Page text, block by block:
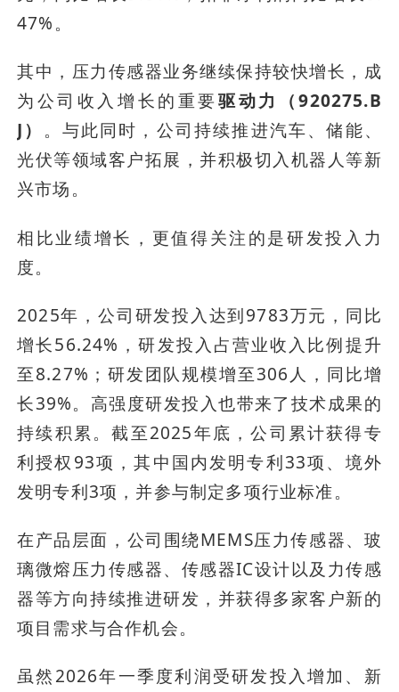
47%。
其中，压力传感器业务继续保持较快增长，成
为公司收入增长的重要驱动力（920275.B
J） 。与此同时，公司持续推进汽车、储能、
光伏等领域客户拓展，并积极切入机器人等新
兴市场。
相比业绩增长，更值得关注的是研发投入力
度。
2025年，公司研发投入达到9783万元，同比
增长56.24%，研发投入占营业收入比例提升
至8.27%；研发团队规模增至306人，同比增
长39%。高强度研发投入也带来了技术成果的
持续积累。截至2025年底，公司累计获得专
利授权93项，其中国内发明专利33项、境外
发明专利3项，并参与制定多项行业标准。
在产品层面，公司围绕MEMS压力传感器、玻
璃微熔压力传感器、传感器IC设计以及力传感
器等方向持续推进研发，并获得多家客户新的
项目需求与合作机会。
虽然2026年一季度利润受研发投入增加、新